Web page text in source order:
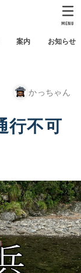
案内 お知らせ
MENU
かっちゃん
行不可